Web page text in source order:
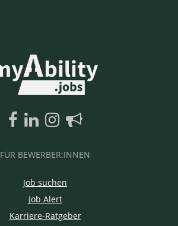
FÜR BEWERBER:INNEN
Job suchen
Job Alert
Karriere-Ratgeber